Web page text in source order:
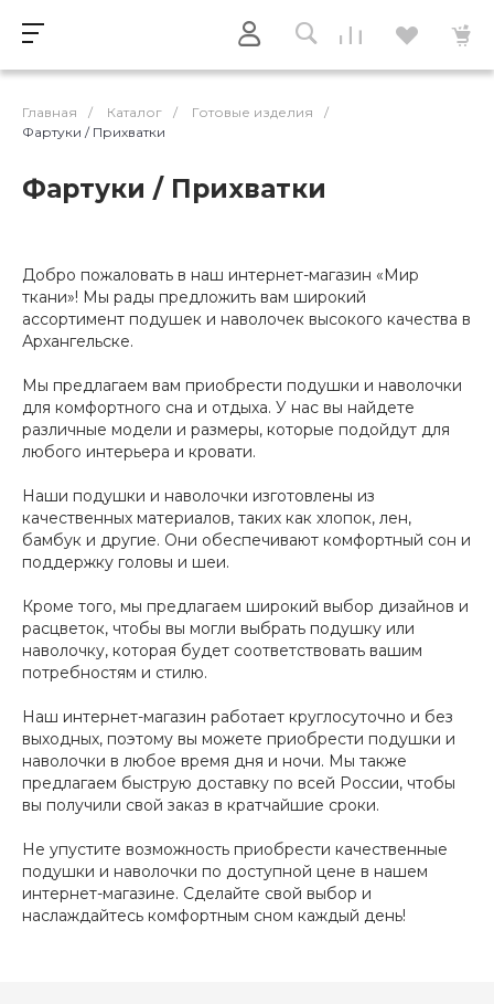
Главная / Каталог / Готовые изделия
/
Фартуки / Прихватки
Фартуки / Прихватки
Добро пожаловать в наш интернет-магазин «Мир
ткани»! Мы рады предложить вам широкий
ассортимент подушек и наволочек высокого качества в
Архангельске.
Мы предлагаем вам приобрести подушки и наволочки
для комфортного сна и отдыха. У нас вы найдете
различные модели и размеры, которые подойдут для
любого интерьера и кровати.
Наши подушки и наволочки изготовлены из
качественных материалов, таких как хлопок, лен,
бамбук и другие. Они обеспечивают комфортный сон и
поддержку головы и шеи.
Кроме того, мы предлагаем широкий выбор дизайнов и
расцветок, чтобы вы могли выбрать подушку или
наволочку, которая будет соответствовать вашим
потребностям и стилю.
Наш интернет-магазин работает круглосуточно и без
выходных, поэтому вы можете приобрести подушки и
наволочки в любое время дня и ночи. Мы также
предлагаем быструю доставку по всей России, чтобы
вы получили свой заказ в кратчайшие сроки.
Не упустите возможность приобрести качественные
подушки и наволочки по доступной цене в нашем
интернет-магазине. Сделайте свой выбор и
наслаждайтесь комфортным сном каждый день!